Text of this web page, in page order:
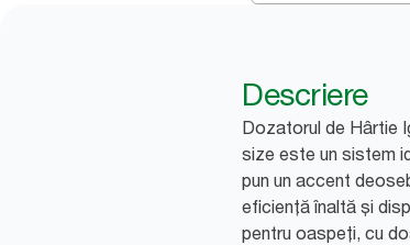
Descriere
Dozatorul de Hârtie
size este un sistem
pun un accent
eficiență înaltă și
pentru oaspeți, cu